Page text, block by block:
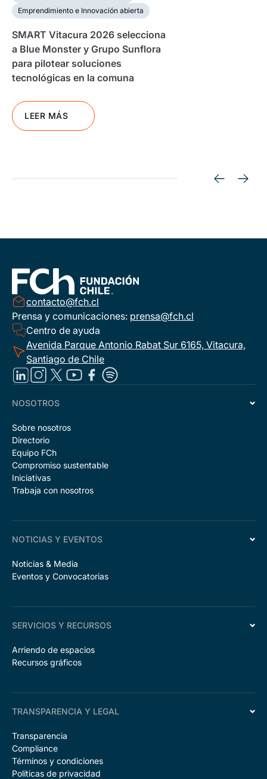
Emprendimiento e Innovación abierta
SMART Vitacura 2026 selecciona
a Blue Monster y Grupo Sunflora
para pilotear soluciones
tecnológicas en la comuna
LEER MÁS
contacto@fch.cl
Prensa y comunicaciones: prensa@fch.cl
Centro de ayuda
Avenida Parque Antonio Rabat Sur 6165, Vitacura,
Santiago de Chile
NOSOTROS
Sobre nosotros
Directorio
Equipo FCh
Compromiso sustentable
Iniciativas
Trabaja con nosotros
NOTICIAS Y EVENTOS
Noticias & Media
Eventos y Convocatorias
SERVICIOS Y RECURSOS
Arriendo de espacios
Recursos gráficos
TRANSPARENCIA Y LEGAL
Transparencia
Compliance
Términos y condiciones
Políticas de privacidad